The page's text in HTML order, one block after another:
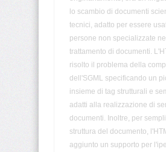
<acronym>
lo scambio di documenti
tecnici, adatto per essere
persone non specializzate nel
trattamento di documenti.
risolto il problema della
dell'SGML specificando un
insieme di tag strutturali e
adatti alla realizzazione di
documenti. Inoltre, per
struttura del documento,
aggiunto un supporto per